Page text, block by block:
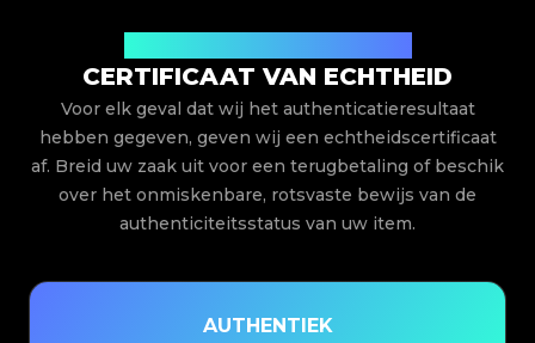
CERTIFICAAT VAN ECHTHEID
Voor elk geval dat wij het authenticatieresultaat
hebben gegeven, geven wij een echtheidscertificaat
af. Breid uw zaak uit voor een terugbetaling of beschik
over het onmiskenbare, rotsvaste bewijs van de
authenticiteitsstatus van uw item.
AUTHENTIEK